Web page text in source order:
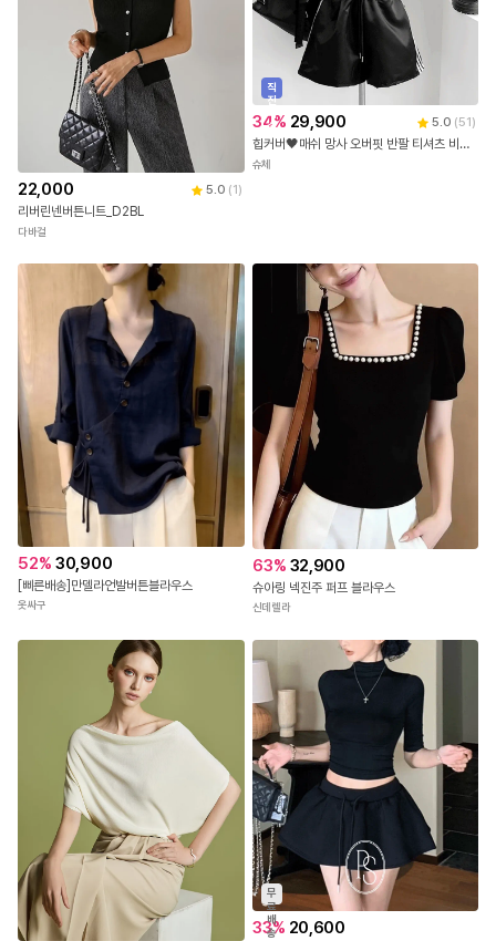
22,000 5.0 (1 )
리버린넨버튼니트_D2BL
다바걸
직
진
배
송
34% 29,900 5.0 (51 )
힙커버🖤매쉬 망사 오버핏 반팔 티셔츠 비치웨어 비키니커버업
슈체
52% 30,900
[삐른배송]만델라언발버튼블라우스
옷싸구
63% 32,900
슈아링 넥진주 퍼프 블라우스
신데렐라
무
료
배
송
33% 20,600